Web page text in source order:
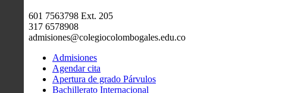
601 7563798 Ext. 205
317 6578908
admisiones@colegiocolombogales.edu.co
Admisiones
Agendar cita
Apertura de grado Párvulos
Bachillerato Internacional